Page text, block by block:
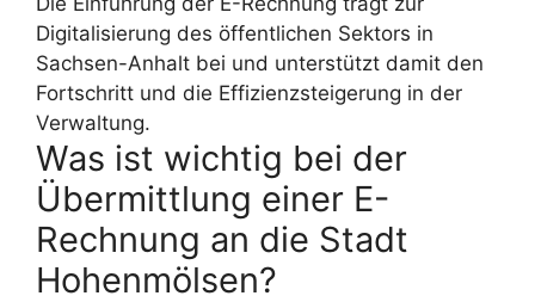
Digitalisierung des öffentlichen Sektors in
Sachsen-Anhalt bei und unterstützt damit den
Fortschritt und die Effizienzsteigerung in der
Verwaltung.
Was ist wichtig bei der
Übermittlung einer E-
Rechnung an die Stadt
Hohenmölsen?